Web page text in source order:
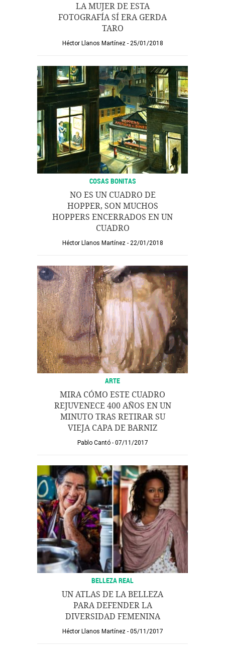
LA MUJER DE ESTA
FOTOGRAFÍA SÍ ERA GERDA
TARO
Héctor Llanos Martínez 25/01/2018
COSAS BONITAS
NO ES UN CUADRO DE
HOPPER, SON MUCHOS
HOPPERS ENCERRADOS EN UN
CUADRO
Héctor Llanos Martínez 22/01/2018
ARTE
MIRA CÓMO ESTE CUADRO
REJUVENECE 400 AÑOS EN UN
MINUTO TRAS RETIRAR SU
VIEJA CAPA DE BARNIZ
Pablo Cantó 07/11/2017
BELLEZA REAL
UN ATLAS DE LA BELLEZA
PARA DEFENDER LA
DIVERSIDAD FEMENINA
Héctor Llanos Martínez 05/11/2017